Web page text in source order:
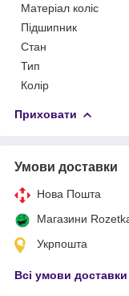
Матеріал коліс
Підшипник
Стан
Тип
Колір
Приховати
Умови доставки
Нова Пошта
Магазини
Укрпошта
Всі умови доставки